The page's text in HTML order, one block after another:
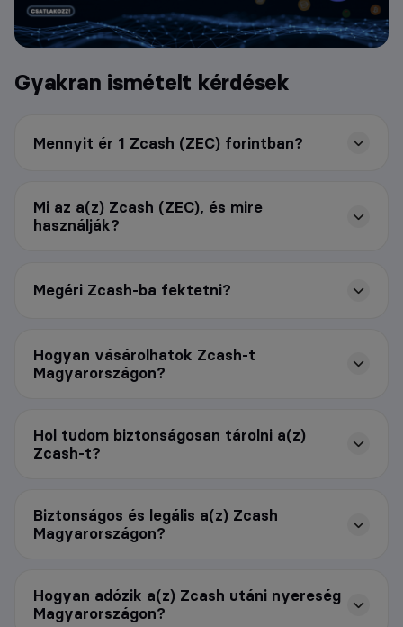
Gyakran ismételt kérdések
Mennyit ér 1 Zcash (ZEC) forintban?
Mi az a(z) Zcash (ZEC), és mire
használják?
Megéri Zcash-ba fektetni?
Hogyan vásárolhatok Zcash-t
Magyarországon?
Hol tudom biztonságosan tárolni a(z)
Zcash-t?
Biztonságos és legális a(z) Zcash
Magyarországon?
Hogyan adózik a(z) Zcash utáni nyereség
Magyarországon?